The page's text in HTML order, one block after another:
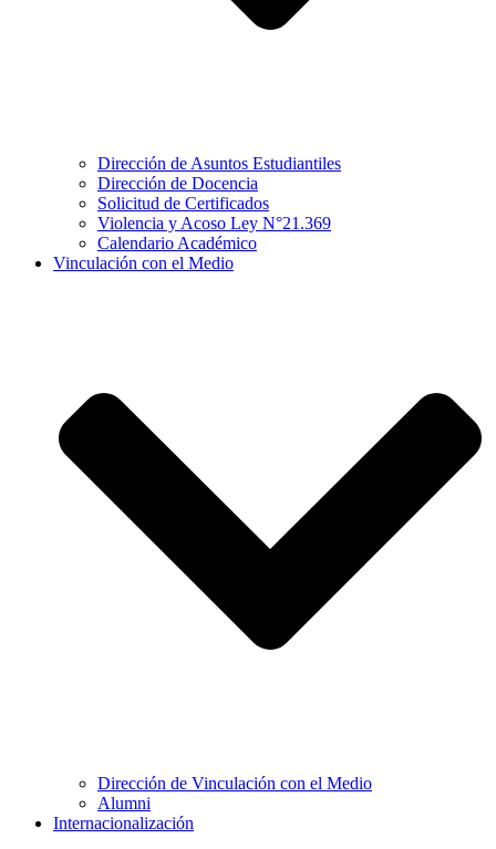
Dirección de Asuntos Estudiantiles
Dirección de Docencia
Solicitud de Certificados
Violencia y Acoso Ley N°21.369
Calendario Académico
Vinculación con el Medio
Dirección de Vinculación con el Medio
Alumni
Internacionalización